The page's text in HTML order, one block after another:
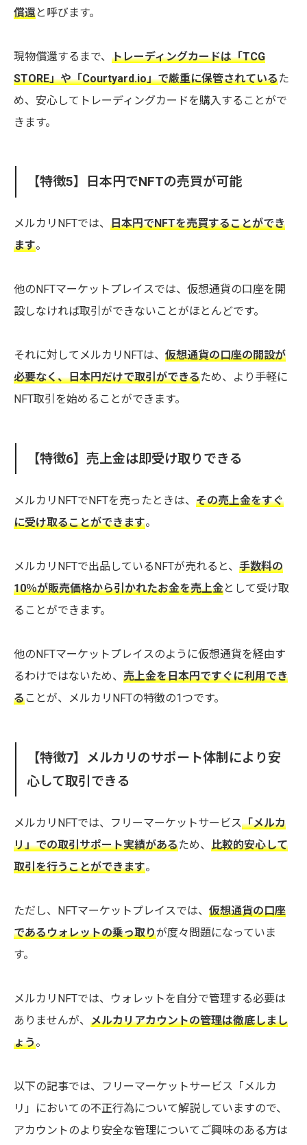
償還と呼びます。
現物償還するまで、 トレーディングカードは「TCG
STORE」や「Courtyard.io」で厳重に保管されているた
め、安心してトレーディングカードを購入することがで
きます。
【特徴5】日本円でNFTの売買が可能
メルカリNFTでは、 日本円でNFTを売買することができ
ます。
他のNFTマーケットプレイスでは、仮想通貨の口座を開
設しなければ取引ができないことがほとんどです。
それに対してメルカリNFTは、 仮想通貨の口座の開設が
必要なく、日本円だけで取引ができるため、より手軽に
NFT取引を始めることができます。
【特徴6】売上金は即受け取りできる
メルカリNFTでNFTを売ったときは、 その売上金をすぐ
に受け取ることができます。
メルカリNFTで出品しているNFTが売れると、 手数料の
10％が販売価格から引かれたお金を売上金として受け取
ることができます。
他のNFTマーケットプレイスのように仮想通貨を経由す
るわけではないため、 売上金を日本円ですぐに利用でき
ることが、メルカリNFTの特徴の1つです。
【特徴7】メルカリのサポート体制により安
心して取引できる
メルカリNFTでは、フリーマーケットサービス「メルカ
リ」での取引サポート実績があるため、 比較的安心して
取引を行うことができます。
ただし、NFTマーケットプレイスでは、 仮想通貨の口座
であるウォレットの乗っ取りが度々問題になっていま
す。
メルカリNFTでは、ウォレットを自分で管理する必要は
ありませんが、 メルカリアカウントの管理は徹底しまし
ょう。
以下の記事では、フリーマーケットサービス「メルカ
リ」においての不正行為について解説していますので、
アカウントのより安全な管理についてご興味のある方は